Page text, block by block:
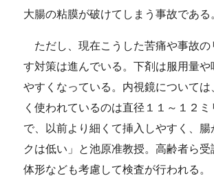
大腸の粘膜が破けてしまう事故である
ただし、現在こうした苦痛や事故の
す対策は進んでいる。下剤は服用量や
やすくなっている。内視鏡については
く使われているのは直径１１～１２
で、以前より細くて挿入しやすく、腸
クは低い」と池原准教授。高齢者ら
体形なども考慮して検査が行われる。